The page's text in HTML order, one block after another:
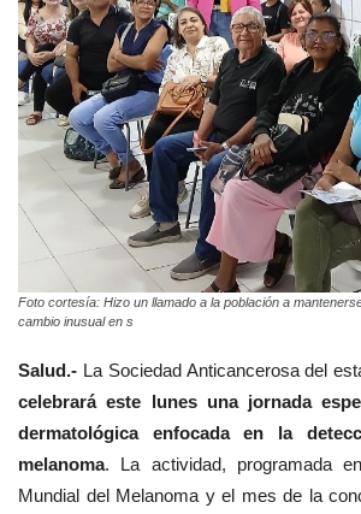
Foto cortesía: Hizo un llamado a la población a
cambio inusual en s
Salud.- La Sociedad Anticancerosa del
celebrará este lunes una jornada
dermatológica enfocada en la
melanoma. La actividad, programada
Mundial del Melanoma y el mes de la